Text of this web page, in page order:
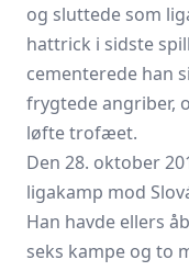
og sluttede som
hattrick i sidste
cementerede han
frygtede angriber,
løfte trofæet.
Den 28. oktober
ligakamp mod
Han havde ellers
seks kampe og to